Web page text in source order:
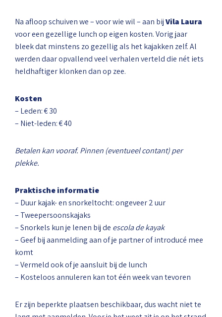
Na afloop schuiven we – voor wie wil – aan bijVila Laura
voor een gezellige lunch op eigen kosten. Vorig jaar
bleek dat minstens zo gezellig als het kajakken zelf. Al
werden daar opvallend veel verhalen verteld die nét iets
heldhaftiger klonken dan op zee.
Kosten
– Leden: € 30
– Niet-leden: € 40
Betalen kan vooraf. Pinnen (eventueel contant) per
plekke.
Praktische informatie
– Duur kajak- en snorkeltocht: ongeveer 2 uur
– Tweepersoonskajaks
– Snorkels kun je lenen bij de escola de kayak
– Geef bij aanmelding aan of je partner of introducé mee
komt
– Vermeld ook of je aansluit bij de lunch
– Kosteloos annuleren kan tot één week van tevoren
Er zijn beperkte plaatsen beschikbaar, dus wacht niet te